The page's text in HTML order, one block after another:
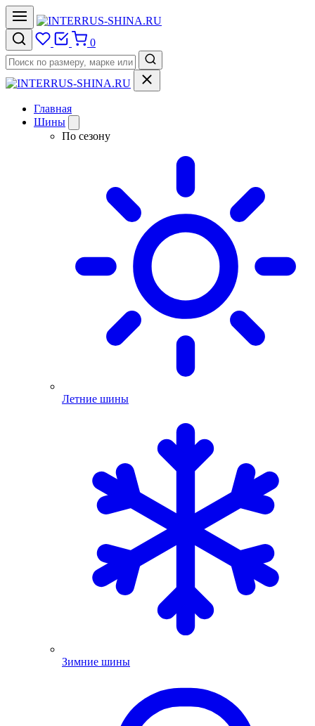
0
Главная
Шины
По сезону
Летние шины
Зимние шины